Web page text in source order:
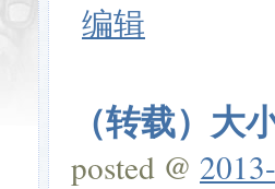
编辑
（转载）大
posted @